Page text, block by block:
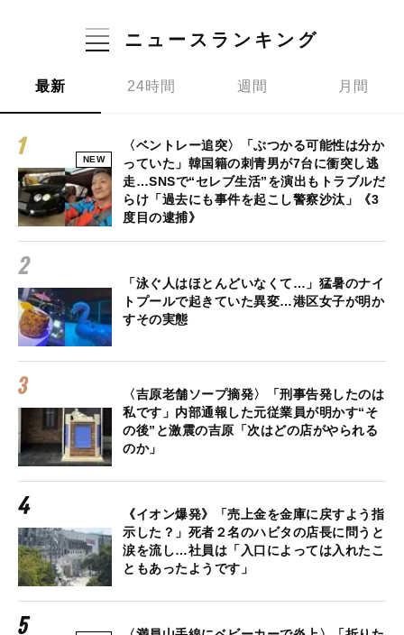
ニュースランキング
最新 24時間 週間 月間
NEW
〈ベントレー追突〉「ぶつかる可能性は分か
っていた」韓国籍の刺青男が7台に衝突し逃
走…SNSで“セレブ生活”を演出もトラブルだ
らけ「過去にも事件を起こし警察沙汰」《3
度目の逮捕》
「泳ぐ人はほとんどいなくて…」猛暑のナイ
トプールで起きていた異変…港区女子が明か
すその実態
〈吉原老舗ソープ摘発〉「刑事告発したのは
私です」内部通報した元従業員が明かす“そ
の後”と激震の吉原「次はどの店がやられる
のか」
《イオン爆発》「売上金を金庫に戻すよう指
示した？」死者２名のハビタの店長に問うと
涙を流し…社員は「入口によっては入れたこ
ともあったようです」